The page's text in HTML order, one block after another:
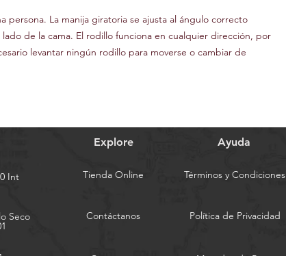
persona. La manija giratoria se ajusta al ángulo correcto
de la cama. El rodillo funciona en cualquier dirección, por
levantar ningún rodillo para moverse o cambiar de
Int
Seco
Explore Ayuda
Tienda Online Términos y Condiciones
Contáctanos Política de Privacidad